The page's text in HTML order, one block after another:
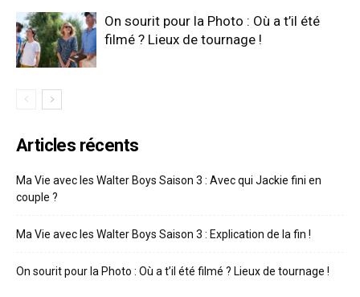
On sourit pour la Photo : Où a t’il été
filmé ? Lieux de tournage !
Articles récents
Ma Vie avec les Walter Boys Saison 3 : Avec qui Jackie fini en
couple ?
Ma Vie avec les Walter Boys Saison 3 : Explication de la fin !
On sourit pour la Photo : Où a t’il été filmé ? Lieux de tournage !